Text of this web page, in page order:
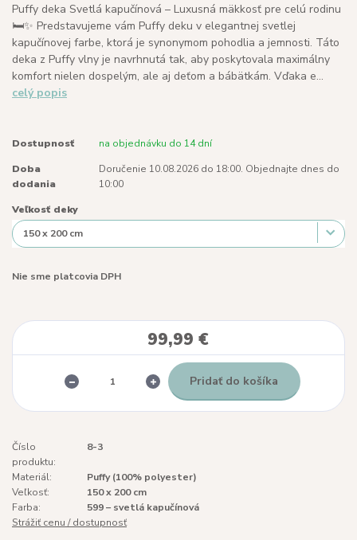
Puffy deka Svetlá kapučínová – Luxusná mäkkosť pre celú rodinu
🛏️✨ Predstavujeme vám Puffy deku v elegantnej svetlej
kapučínovej farbe, ktorá je synonymom pohodlia a jemnosti. Táto
deka z Puffy vlny je navrhnutá tak, aby poskytovala maximálny
komfort nielen dospelým, ale aj deťom a bábätkám. Vďaka e...
celý popis
Dostupnosť na objednávku do 14 dní
Doba
dodania
Doručenie 10.08.2026 do 18:00. Objednajte dnes do
10:00
Veľkosť deky
Nie sme platcovia DPH
99,99 €
Pridať do košíka
Číslo
produktu:
8-3
Materiál:
Puffy (100% polyester)
Veľkosť:
150 x 200 cm
Farba:
599 – svetlá kapučínová
Strážiť cenu / dostupnosť